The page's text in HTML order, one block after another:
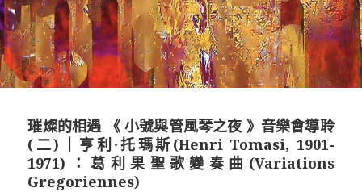
璀燦的相遇 《 小號與管風琴之夜 》音樂會導聆
(二)｜亨利·托瑪斯(Henri Tomasi, 1901-
1971)：葛利果聖歌變奏曲(Variations
Gregoriennes)